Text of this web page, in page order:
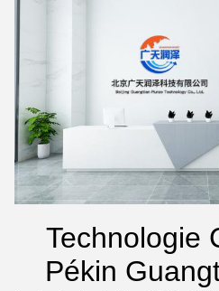
Technologie
Pékin